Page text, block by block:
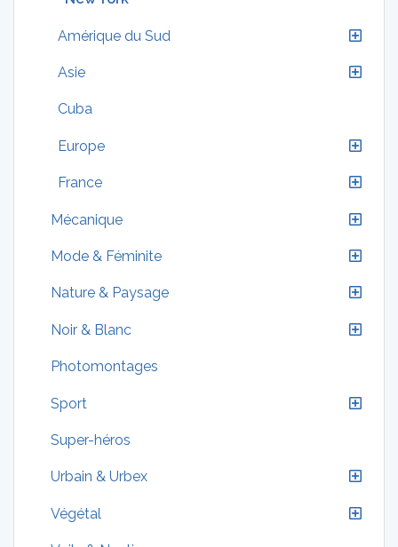
Amérique du Sud
Asie
Cuba
Europe
France
Mécanique
Mode & Féminite
Nature & Paysage
Noir & Blanc
Photomontages
Sport
Super-héros
Urbain & Urbex
Végétal